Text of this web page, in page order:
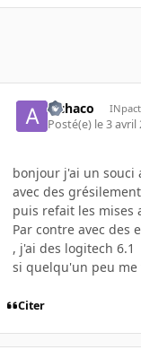
alchaco
Posté(e) le 3 avril
bonjour j'ai un souci
avec des
puis refait les mises
Par contre avec des
, j'ai des logitech 6.1
si quelqu'un peu
Citer